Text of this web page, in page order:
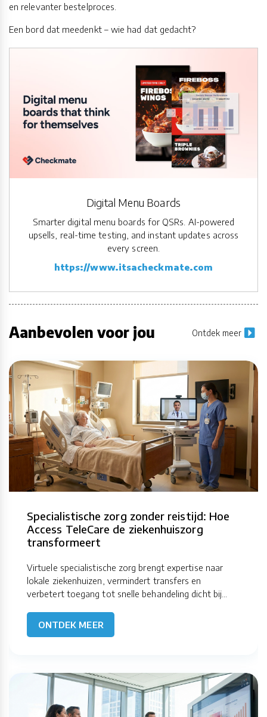
en relevanter bestelproces.
Een bord dat meedenkt – wie had dat gedacht?
Digital Menu Boards
Smarter digital menu boards for QSRs. AI-powered
upsells, real-time testing, and instant updates across
every screen.
https://www.itsacheckmate.com
Aanbevolen voor jou Ontdek meer
Specialistische zorg zonder reistijd: Hoe
Access TeleCare de ziekenhuiszorg
transformeert
Virtuele specialistische zorg brengt expertise naar
lokale ziekenhuizen, vermindert transfers en
verbetert toegang tot snelle behandeling dicht bij...
ONTDEK MEER